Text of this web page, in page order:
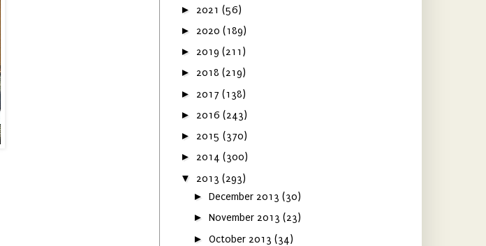
► 2021 (56)
► 2020 (189)
► 2019 (211)
► 2018 (219)
► 2017 (138)
► 2016 (243)
► 2015 (370)
► 2014 (300)
▼ 2013 (293)
► December 2013 (30)
► November 2013 (23)
► October 2013 (34)